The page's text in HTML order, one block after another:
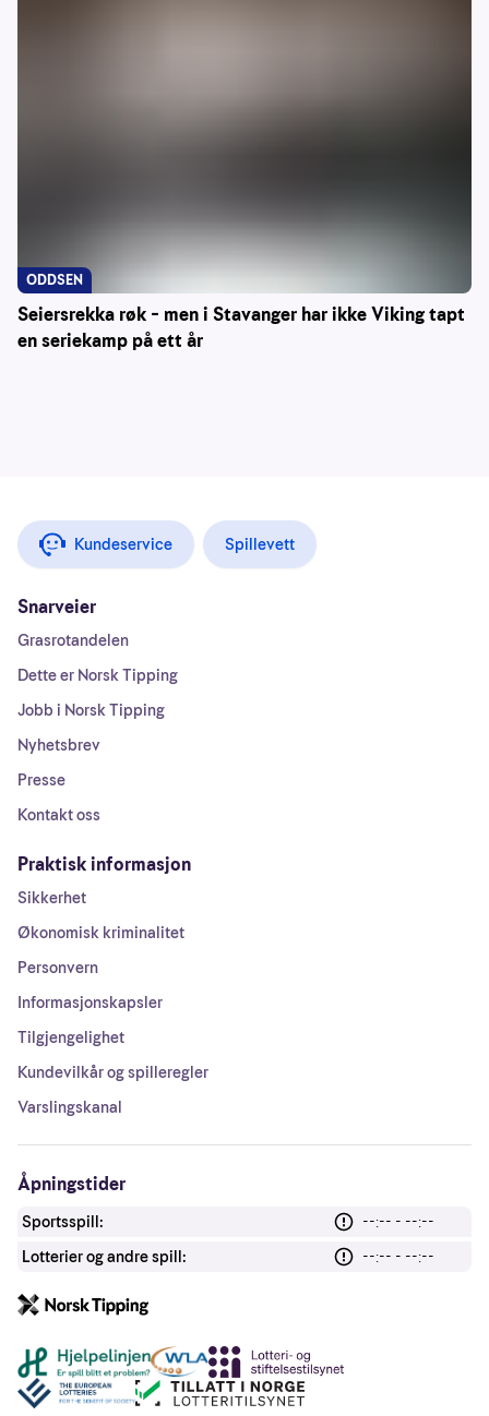
Seiersrekka røk – men i Stavanger har ikke Viking tapt
en seriekamp på ett år
ODDSEN
Kundeservice Spillevett
Snarveier
Grasrotandelen
Dette er Norsk Tipping
Jobb i Norsk Tipping
Nyhetsbrev
Presse
Kontakt oss
Praktisk informasjon
Sikkerhet
Økonomisk kriminalitet
Personvern
Informasjonskapsler
Tilgjengelighet
Kundevilkår og spilleregler
Varslingskanal
Åpningstider
Sportsspill:
--:-- - --:--
Lotterier og andre spill:
--:-- - --:--
Andre lenker